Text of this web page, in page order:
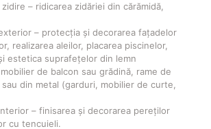
– ridicarea zidăriei din cărămidă,
– protecția și decorarea fațadelor
realizarea aleilor, placarea piscinelor,
estetica suprafețelor din lemn
de balcon sau grădină, rame de
din metal (garduri, mobilier de curte,
– finisarea și decorarea pereților
cu tencuieli.